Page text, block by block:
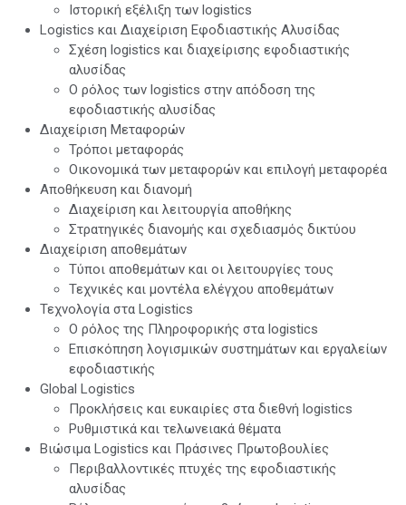
Ιστορική εξέλιξη των logistics
Logistics και Διαχείριση Εφοδιαστικής Αλυσίδας
Σχέση logistics και διαχείρισης εφοδιαστικής
αλυσίδας
Ο ρόλος των logistics στην απόδοση της
εφοδιαστικής αλυσίδας
Διαχείριση Μεταφορών
Τρόποι μεταφοράς
Οικονομικά των μεταφορών και επιλογή μεταφορέα
Αποθήκευση και διανομή
Διαχείριση και λειτουργία αποθήκης
Στρατηγικές διανομής και σχεδιασμός δικτύου
Διαχείριση αποθεμάτων
Τύποι αποθεμάτων και οι λειτουργίες τους
Τεχνικές και μοντέλα ελέγχου αποθεμάτων
Τεχνολογία στα Logistics
Ο ρόλος της Πληροφορικής στα logistics
Επισκόπηση λογισμικών συστημάτων και εργαλείων
εφοδιαστικής
Global Logistics
Προκλήσεις και ευκαιρίες στα διεθνή logistics
Ρυθμιστικά και τελωνειακά θέματα
Βιώσιμα Logistics και Πράσινες Πρωτοβουλίες
Περιβαλλοντικές πτυχές της εφοδιαστικής
αλυσίδας